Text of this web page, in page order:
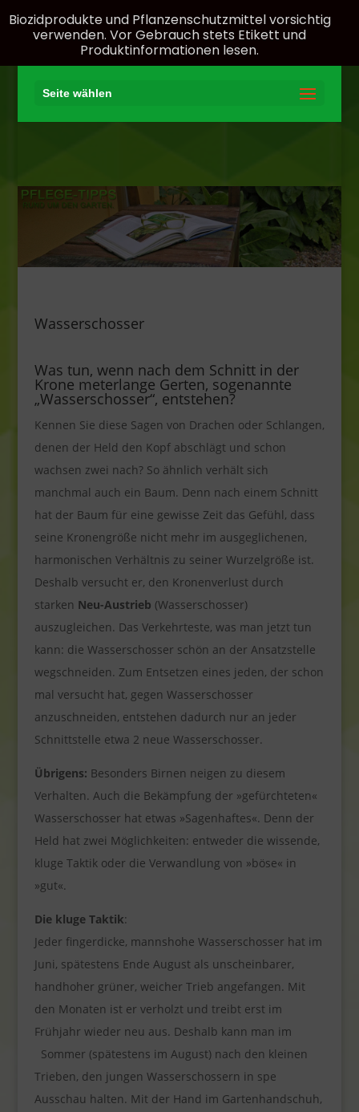
Seite wählen
Wasserschosser
Was tun, wenn nach dem Schnitt in der
Krone meterlange Gerten, sogenannte
„Wasserschosser“, entstehen?
Kennen Sie diese Sagen von Drachen oder Schlangen,
denen der Held den Kopf abschlägt und schon
wachsen zwei nach? So ähnlich verhält sich
manchmal auch ein Baum. Denn nach einem Schnitt
hat der Baum für eine gewisse Zeit das Gefühl, dass
seine Kronengröße nicht mehr im ausgeglichenen,
harmonischen Verhältnis zu seiner Wurzelgröße ist.
Deshalb versucht er, den Kronenverlust durch
starken Neu-Austrieb (Wasserschosser)
auszugleichen. Das Verkehrteste, was man jetzt tun
kann: die Wasserschosser schön an der Ansatzstelle
wegschneiden. Zum Entsetzen eines jeden, der schon
mal versucht hat, gegen Wasserschosser
anzuschneiden, entstehen dadurch nur an jeder
Schnittstelle etwa 2 neue Wasserschosser.
Übrigens: Besonders Birnen neigen zu diesem
Verhalten. Auch die Bekämpfung der »gefürchteten«
Wasserschosser hat etwas »Sagenhaftes«. Denn der
Held hat zwei Möglichkeiten: entweder die wissende,
kluge Taktik oder die Verwandlung von »böse« in
»gut«.
Die kluge Taktik:
Jeder fingerdicke, mannshohe Wasserschosser hat im
Juni, spätestens Ende August als unscheinbarer,
handhoher grüner, weicher Trieb angefangen. Mit
den Monaten ist er verholzt und treibt erst im
Frühjahr wieder neu aus. Deshalb kann man im
Sommer (spätestens im August) nach den kleinen
Trieben, den jungen Wasserschossern in spe
Ausschau halten. Mit der Hand im Gartenhandschuh,
Biozidprodukte und Pflanzenschutzmittel vorsichtig
verwenden. Vor Gebrauch stets Etikett und
Produktinformationen lesen.